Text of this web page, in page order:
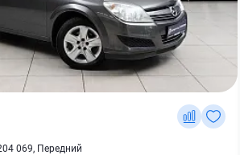
069, Передний